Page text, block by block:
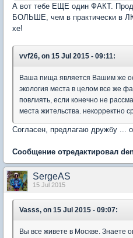
А вот тебе ЕЩЕ один ФАКТ.
БОЛЬШЕ, чем в практически в
хе!
vvf26, on 15 Jul 2015 - 09:11:
Ваша пища является Вашим же
экология места в целом все же
повлиять, если конечно не
места жительства. некорректно
Согласен, предлагаю дружбу ...
Сообщение отредактировал
SergeAS
15 Jul 2015
Vasss, on 15 Jul 2015 - 09:07:
Вы все живете в Москве. Знаете